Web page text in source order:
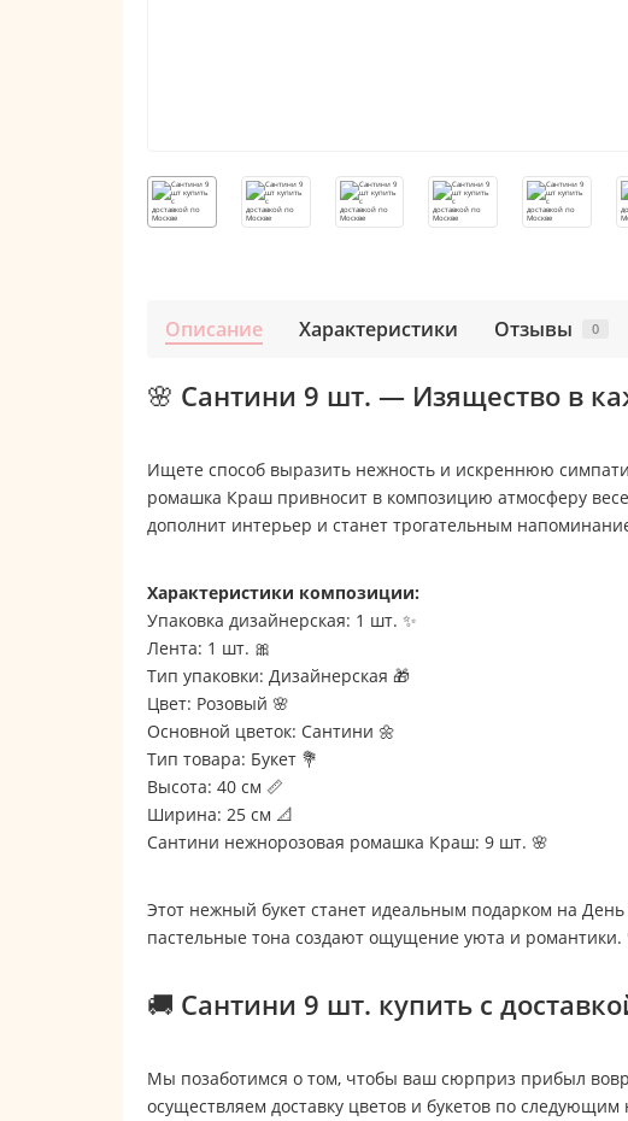
Описание Характеристики Отзывы 0
🌸 Сантини 9 шт. — Изящество в
Ищете способ выразить нежность и искреннюю
ромашка Краш привносит в композицию атмосферу
дополнит интерьер и станет трогательным
Характеристики композиции:
Упаковка дизайнерская: 1 шт. ✨
Лента: 1 шт. 🎀
Тип упаковки: Дизайнерская 🎁
Цвет: Розовый 🌸
Основной цветок: Сантини 🌼
Тип товара: Букет 💐
Высота: 40 см 📏
Ширина: 25 см 📐
Сантини нежнорозовая ромашка Краш: 9 шт. 🌸
Этот нежный букет станет идеальным подарком на
пастельные тона создают ощущение уюта и романтики.
🚚 Сантини 9 шт. купить с
Мы позаботимся о том, чтобы ваш сюрприз прибыл
осуществляем доставку цветов и букетов по